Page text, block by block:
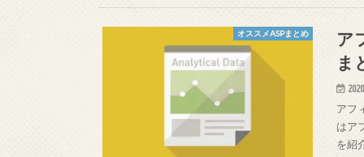
オススメASPまとめ
ア
ま
アフ
はア
を紹